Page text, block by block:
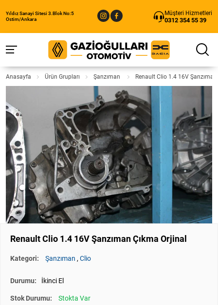
Yıldız Sanayi Sitesi 3.Blok No:5
Ostim/Ankara
Müşteri Hizmetleri
0312 354 55 39
Anasayfa Ürün Grupları Şanzıman Renault Clio 1.4 16V
Renault Clio 1.4 16V Şanzıman Çıkma Orjinal
Kategori: Şanzıman , Clio
Durumu: İkinci El
Stok Durumu: Stokta Var